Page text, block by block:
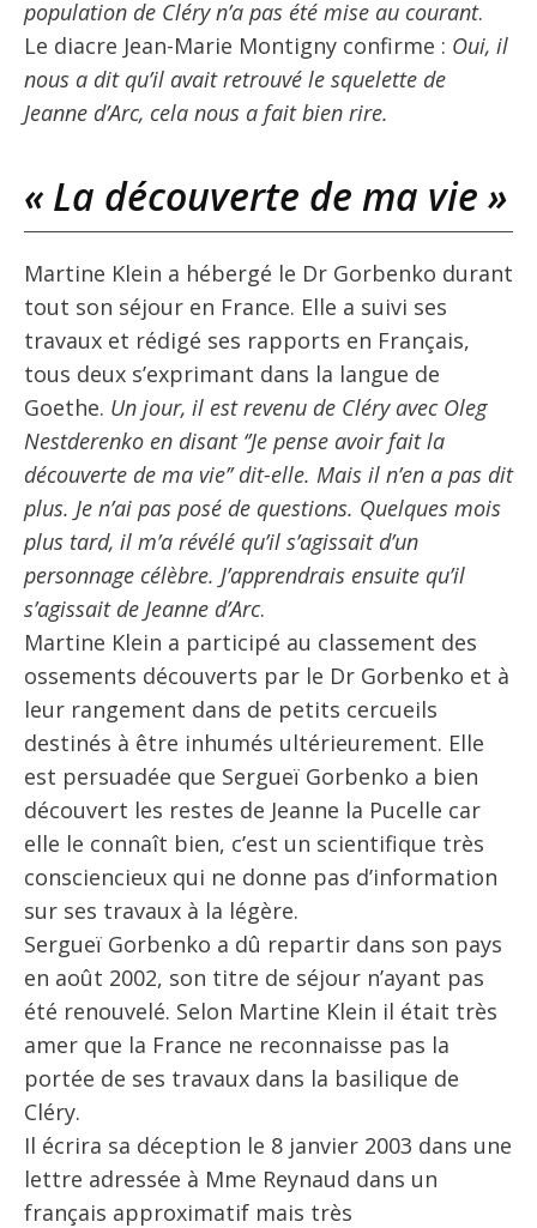
population de Cléry n’a pas été mise au courant.
Le diacre Jean-Marie Montigny confirme : Oui, il
nous a dit qu’il avait retrouvé le squelette de
Jeanne d’Arc, cela nous a fait bien rire.
« La découverte de ma vie »
Martine Klein a hébergé le Dr Gorbenko durant
tout son séjour en France. Elle a suivi ses
travaux et rédigé ses rapports en Français,
tous deux s’exprimant dans la langue de
Goethe. Un jour, il est revenu de Cléry avec Oleg
Nestderenko en disant ‘’Je pense avoir fait la
découverte de ma vie’’ dit-elle. Mais il n’en a pas dit
plus. Je n’ai pas posé de questions. Quelques mois
plus tard, il m’a révélé qu’il s’agissait d’un
personnage célèbre. J’apprendrais ensuite qu’il
s’agissait de Jeanne d’Arc.
Martine Klein a participé au classement des
ossements découverts par le Dr Gorbenko et à
leur rangement dans de petits cercueils
destinés à être inhumés ultérieurement. Elle
est persuadée que Sergueï Gorbenko a bien
découvert les restes de Jeanne la Pucelle car
elle le connaît bien, c’est un scientifique très
consciencieux qui ne donne pas d’information
sur ses travaux à la légère.
Sergueï Gorbenko a dû repartir dans son pays
en août 2002, son titre de séjour n’ayant pas
été renouvelé. Selon Martine Klein il était très
amer que la France ne reconnaisse pas la
portée de ses travaux dans la basilique de
Cléry.
Il écrira sa déception le 8 janvier 2003 dans une
lettre adressée à Mme Reynaud dans un
français approximatif mais très